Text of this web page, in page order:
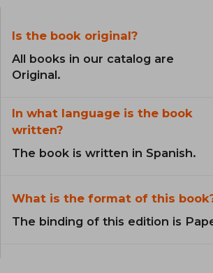
Is the book original?
All books in our catalog are
Original.
In what language is the book
written?
The book is written in Spanish.
What is the format of this
The binding of this edition is